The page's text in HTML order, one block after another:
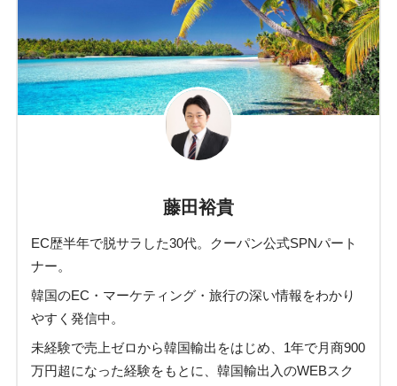
藤田裕貴
EC歴半年で脱サラした30代。クーパン公式SPNパート
ナー。
韓国のEC・マーケティング・旅行の深い情報をわかり
やすく発信中。
未経験で売上ゼロから韓国輸出をはじめ、1年で月商900
万円超になった経験をもとに、韓国輸出入のWEBスク